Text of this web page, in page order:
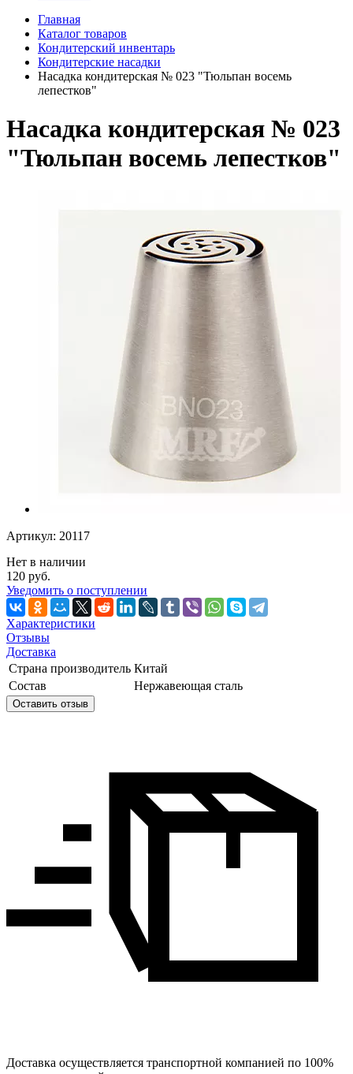
Главная
Каталог товаров
Кондитерский инвентарь
Кондитерские насадки
Насадка кондитерская № 023 "Тюльпан восемь
лепестков"
Насадка кондитерская № 023
"Тюльпан восемь лепестков"
Артикул: 20117
Нет в наличии
120 руб.
Уведомить о поступлении
Характеристики
Отзывы
Доставка
Страна производитель Китай
Состав
Нержавеющая сталь
Оставить отзыв
Доставка осуществляется транспортной компанией по 100%